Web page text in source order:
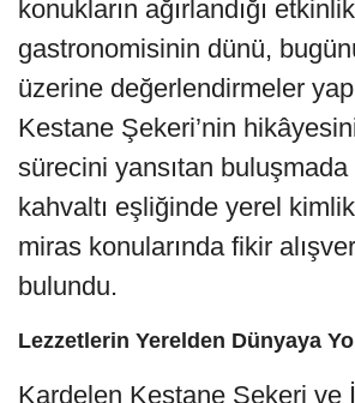
konukların ağırlandığı
gastronomisinin dünü,
üzerine değerlendirmeler
Kestane Şekeri’nin
sürecini yansıtan buluşmada
kahvaltı eşliğinde yerel
miras konularında fikir
bulundu.
Lezzetlerin Yerelden Dünyaya
Kardelen Kestane Şekeri ve